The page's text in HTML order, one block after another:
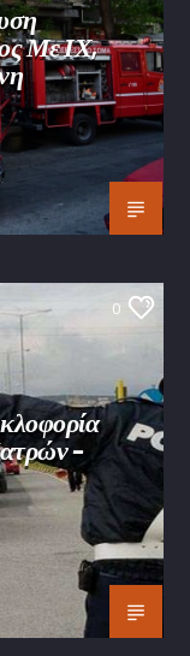
Με ΙΧ,
0
–